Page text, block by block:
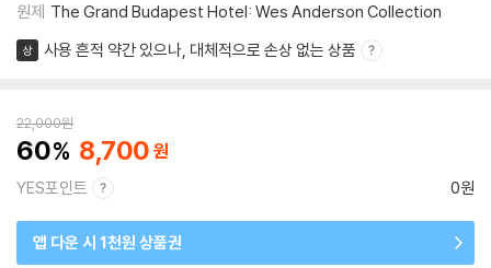
원제 The Grand Budapest Hotel: Wes Anderson Collection
상 사용 흔적 약간 있으나, 대체적으로 손상 없는 상품
22,000원
60 8,700
YES포인트 0원
앱 다운 시 1천원 상품권